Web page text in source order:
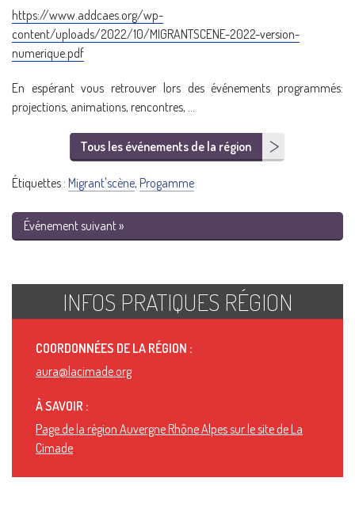
https://www.addcaes.org/wp-
content/uploads/2022/10/MIGRANTSCENE-2022-version-
numerique.pdf
En espérant vous retrouver lors des événements programmés:
projections, animations, rencontres, …
Tous les événements de la région
Étiquettes : Migrant'scène, Progamme
Événement suivant »
INFOS PRATIQUES RÉGION
COORDONNÉES DE LA RÉGION :
aura@lacimade.org
À SAVOIR :
Page de la région Auvergne Rhône Alpes sur le site de La
Cimade